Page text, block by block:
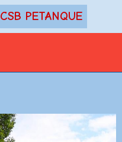
CSB PETANQUE